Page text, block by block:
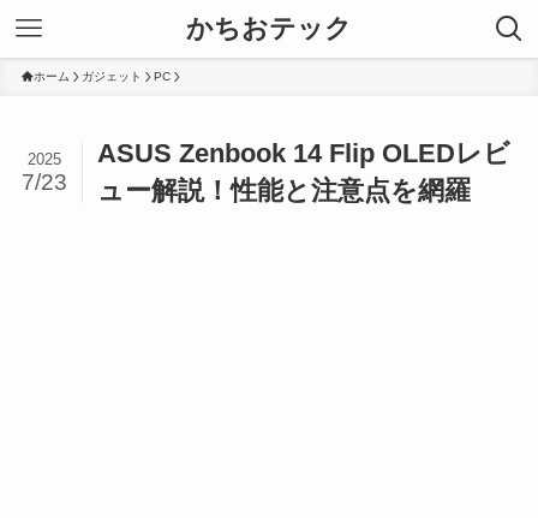
かちおテック
ホーム ガジェット PC
ASUS Zenbook 14 Flip OLEDレビ
ュー解説！性能と注意点を網羅
2025
7/23